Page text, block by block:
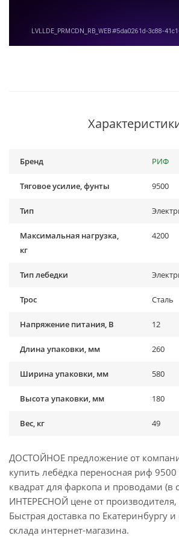
Бренд РИФ
Тяговое усилие, фунты 9500
Тип
Максимальная нагрузка,
кг
4200
Тип лебедки
Трос Сталь
Напряжение питания, В 12
Длина упаковки, мм 260
Ширина упаковки, мм 580
Высота упаковки, мм 180
Вес, кг 49
ДОСТОЙНОЕ предложение от
купить лебёдка переносная риф
квадрат для фаркопа и проводами (в
ИНТЕРЕСНОЙ цене от производителя,
Быстрая доставка по Екатеринбургу
склада интернет-магазина.